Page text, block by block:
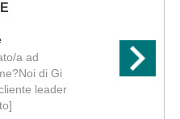
a ad
di Gi
leader